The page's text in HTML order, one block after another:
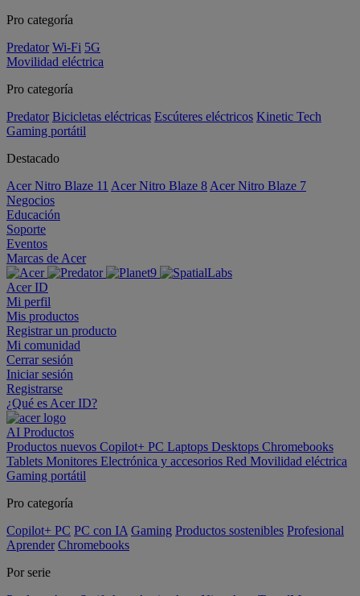
Pro categoría
Predator Wi-Fi 5G
Movilidad eléctrica
Pro categoría
Predator Bicicletas eléctricas Escúteres eléctricos Kinetic Tech
Gaming portátil
Destacado
Acer Nitro Blaze 11 Acer Nitro Blaze 8 Acer Nitro Blaze 7
Negocios
Educación
Soporte
Eventos
Marcas de Acer
Acer ID
Mi perfil
Mis productos
Registrar un producto
Mi comunidad
Cerrar sesión
Iniciar sesión
Registrarse
¿Qué es Acer ID?
AI Productos
Productos nuevos Copilot+ PC Laptops Desktops Chromebooks
Tablets Monitores Electrónica y accesorios Red Movilidad eléctrica
Gaming portátil
Pro categoría
Copilot+ PC PC con IA Gaming Productos sostenibles Profesional
Aprender Chromebooks
Por serie